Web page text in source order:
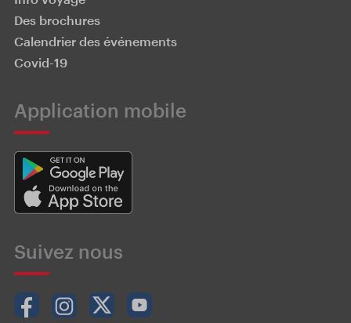
Des brochures
Calendrier des événements
Covid-19
Application mobile
Suivez nous